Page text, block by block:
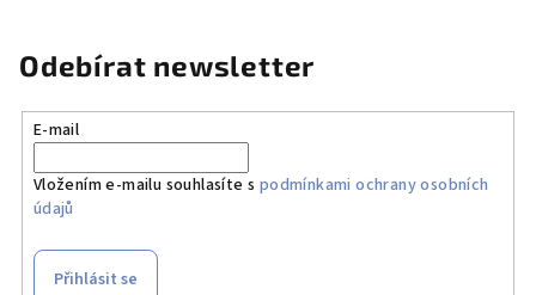
Odebírat newsletter
E-mail
Vložením e-mailu souhlasíte s podmínkami ochrany osobních
údajů
Přihlásit se